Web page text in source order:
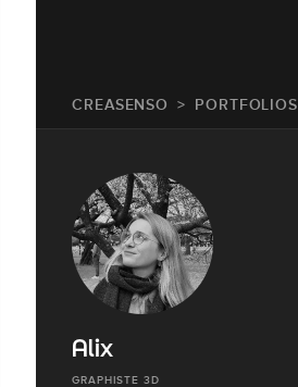
CREASENSO PORTFOLIOS
Alix
GRAPHISTE 3D